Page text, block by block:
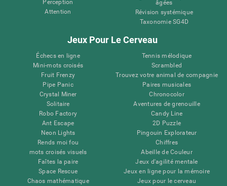
Perception
Attention
âgées
Révision systémique
Taxonomie SG4D
Jeux Pour Le Cerveau
Échecs en ligne
Mini-mots croisés
Fruit Frenzy
Pipe Panic
Crystal Miner
Solitaire
Robo Factory
Ant Escape
Neon Lights
Rends moi fou
mots croisés visuels
Faîtes la paire
Space Rescue
Chaos mathématique
Tennis mélodique
Scrambled
Trouvez votre animal de compagnie
Paires musicales
Chronocolor
Aventures de grenouille
Candy Line
2D Puzzle
Pingouin Explorateur
Chiffres
Abeille de Couleur
Jeux d'agilité mentale
Jeux en ligne pour la mémoire
Jeux pour le cerveau